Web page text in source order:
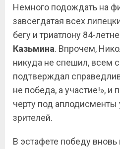
Немного подождать на
завсегдатая всех
бегу и триатлону 84-
Казьмина. Впрочем,
никуда не спешил, всем
подтверждал
не победа, а участие!»,
черту под аплодисменты
зрителей.
В эстафете победу